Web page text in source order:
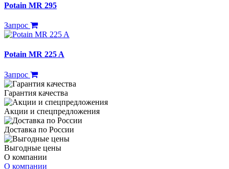
Potain MR 295
Запрос
Potain MR 225 A
Запрос
Гарантия качества
Акции и спецпредложения
Доставка по России
Выгодные цены
О компании
О компании